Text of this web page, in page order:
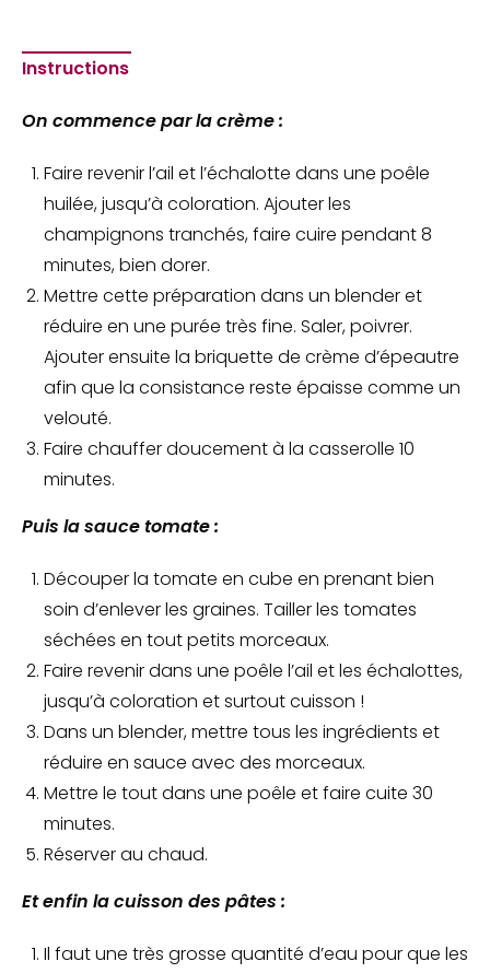
Instructions
On commence par la crème :
Faire revenir l’ail et l’échalotte dans une poêle
huilée, jusqu’à coloration. Ajouter les
champignons tranchés, faire cuire pendant 8
minutes, bien dorer.
Mettre cette préparation dans un blender et
réduire en une purée très fine. Saler, poivrer.
Ajouter ensuite la briquette de crème d’épeautre
afin que la consistance reste épaisse comme un
velouté.
Faire chauffer doucement à la casserolle 10
minutes.
Puis la sauce tomate :
Découper la tomate en cube en prenant bien
soin d’enlever les graines. Tailler les tomates
séchées en tout petits morceaux.
Faire revenir dans une poêle l’ail et les échalottes,
jusqu’à coloration et surtout cuisson !
Dans un blender, mettre tous les ingrédients et
réduire en sauce avec des morceaux.
Mettre le tout dans une poêle et faire cuite 30
minutes.
Réserver au chaud.
Et enfin la cuisson des pâtes :
Il faut une très grosse quantité d’eau pour que les